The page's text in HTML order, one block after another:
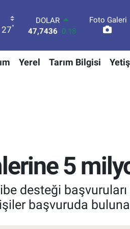
27°
EURO
55,2510 0.32
64,4811 0.38
GRAM ALTIN
Foto Galeri
Yerel Tarım Bilgisi
5
desteği başvuruları
başvuruda